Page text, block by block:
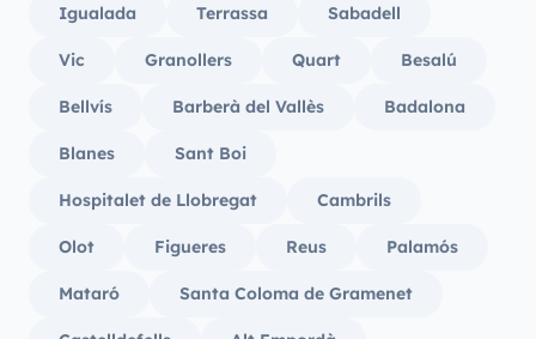
Igualada Terrassa Sabadell
Vic Granollers Quart Besalú
Bellvís Barberà del Vallès Badalona
Blanes Sant Boi
Hospitalet de Llobregat Cambrils
Olot Figueres Reus Palamós
Mataró Santa Coloma de Gramenet